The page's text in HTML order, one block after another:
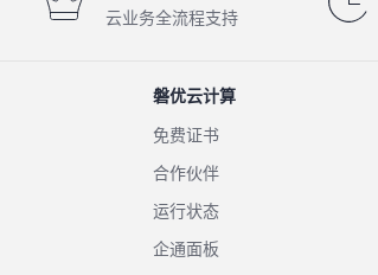
云业务全流程支持
磐优云计算
免费证书
合作伙伴
运行状态
企通面板